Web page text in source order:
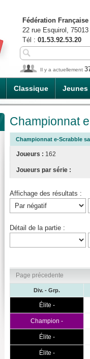
Classique Jeunes
Fédération
22 rue Esquirol,
Tél : 01.53.92.53.20
Il y a actuellement
Championnat
Championnat e-Scrabble
Joueurs : 162
Joueurs par série :
Affichage des résultats :
Détail de la partie :
Page précedente
Div. - Grp.
Élite -
Champion -
Élite -
Élite -